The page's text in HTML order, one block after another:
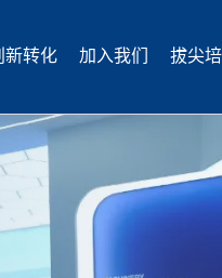
新转化 加入我们 拔尖